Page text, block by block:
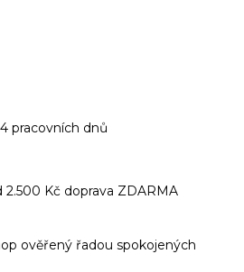
pracovních dnů
2.500 Kč doprava ZDARMA
ověřený řadou spokojených